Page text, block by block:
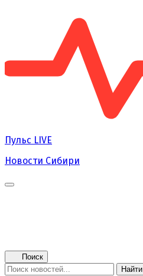
Пульс LIVE
Новости Сибири
Поиск
Найти